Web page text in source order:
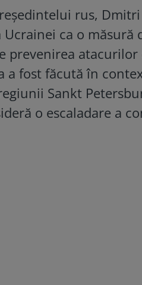
rus, Dmitri
ca o măsură
prevenirea
a fost făcută în
Sankt
o escaladare a